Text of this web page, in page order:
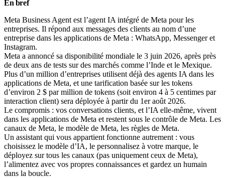
En bref
Meta Business Agent est l’agent IA intégré de Meta pour les
entreprises. Il répond aux messages des clients au nom d’une
entreprise dans les applications de Meta : WhatsApp, Messenger et
Instagram.
Meta a annoncé sa disponibilité mondiale le 3 juin 2026, après près
de deux ans de tests sur des marchés comme l’Inde et le Mexique.
Plus d’un million d’entreprises utilisent déjà des agents IA dans les
applications de Meta, et une tarification basée sur les tokens
d’environ 2 $ par million de tokens (soit environ 4 à 5 centimes par
interaction client) sera déployée à partir du 1er août 2026.
Le compromis : vos conversations clients, et l’IA elle-même, vivent
dans les applications de Meta et restent sous le contrôle de Meta. Les
canaux de Meta, le modèle de Meta, les règles de Meta.
Un assistant qui vous appartient fonctionne autrement : vous
choisissez le modèle d’IA, le personnalisez à votre marque, le
déployez sur tous les canaux (pas uniquement ceux de Meta),
l’alimentez avec vos propres connaissances et gardez un humain
dans la boucle.